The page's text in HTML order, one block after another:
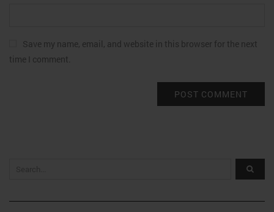
Save my name, email, and website in this browser for the next
time I comment.